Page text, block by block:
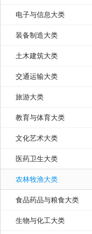
电子与信息大类
装备制造大类
土木建筑大类
交通运输大类
旅游大类
教育与体育大类
文化艺术大类
医药卫生大类
农林牧渔大类
食品药品与粮食大类
生物与化工大类